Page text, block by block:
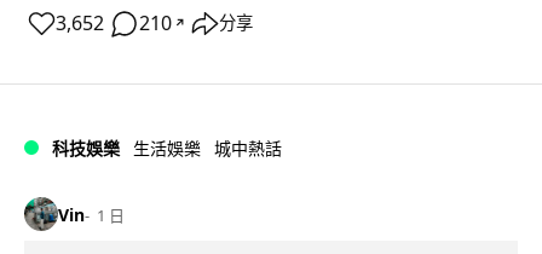
3,652 210 ↗ 分享
科技娛樂 生活娛樂 城中熱話
Vin 1 日